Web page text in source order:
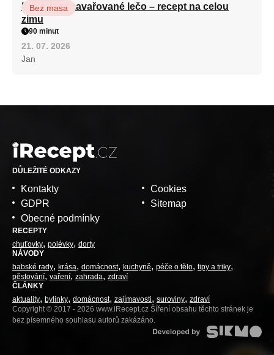
Babiččino zavařované lečo – recept na celou
zimu
Bez masa
90 minut
21. 07. 2026
Jan
DŮLEŽITÉ ODKAZY
Kontakty
GDPR
Obecné podmínky
Cookies
Sitemap
RECEPTY
chuťovky polévky dorty
NÁVODY
babské rady
krása domácnost kuchyně péče o tělo tipy a triky
pěstování vaření zahrada zdraví
ČLÁNKY
aktuality
bylinky domácnost zajímavosti suroviny zdraví
Copyright © 2017 - 2026 www.iRecept.cz Šíření obsahu těchto stránek je
bez písemného souhlasu autorů zakázáno.